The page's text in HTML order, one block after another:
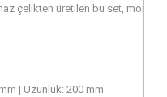
çelikten üretilen bu set,
| Uzunluk: 200 mm